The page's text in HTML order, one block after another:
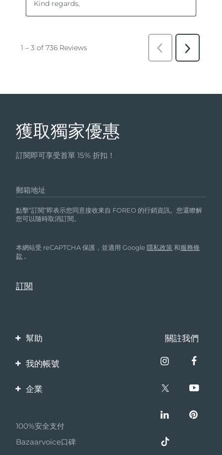
獲取獨家優惠
訂閱即可享受首單 15% 折扣！
郵箱地址
點擊“訂閱”即表示您同意接收來自 FOREO 的行銷資訊。您還瞭解
您可以隨時取消訂閱。
本網站受 reCAPTCHA 保護，並適用 Google隱私政策 和服務條
款 。
幫助
聯繫我們
保修與退換貨
關註我們
我的帳號
產品註冊
企業
夥伴計畫
聯盟新聞
100%安全支付
Bazaarvoice口碑